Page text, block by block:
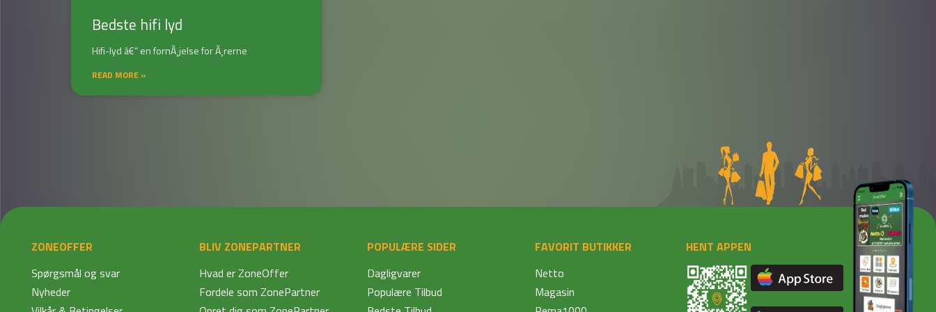
Bedste hifi lyd
Hifi-lyd â€“ en fornÃ¸jelse for Ã¸rerne
READ MORE »
ZONEOFFER
Spørgsmål og svar
Nyheder
BLIV ZONEPARTNER
Hvad er ZoneOffer
Fordele som ZonePartner
POPULÆRE SIDER
Dagligvarer
Populære Tilbud
FAVORIT BUTIKKER
Netto
Magasin
HENT APPEN